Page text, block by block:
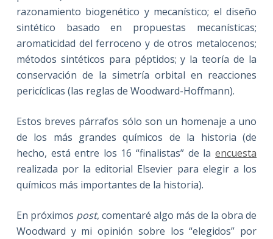
razonamiento biogenético y mecanístico; el diseño
sintético basado en propuestas mecanísticas;
aromaticidad del ferroceno y de otros metalocenos;
métodos sintéticos para péptidos; y la teoría de la
conservación de la simetría orbital en reacciones
pericíclicas (las reglas de Woodward-Hoffmann).
Estos breves párrafos sólo son un homenaje a uno
de los más grandes químicos de la historia (de
hecho, está entre los 16 “finalistas” de laencuesta
realizada por la editorial Elsevier para elegir a los
químicos más importantes de la historia).
En próximos post, comentaré algo más de la obra de
Woodward y mi opinión sobre los “elegidos” por